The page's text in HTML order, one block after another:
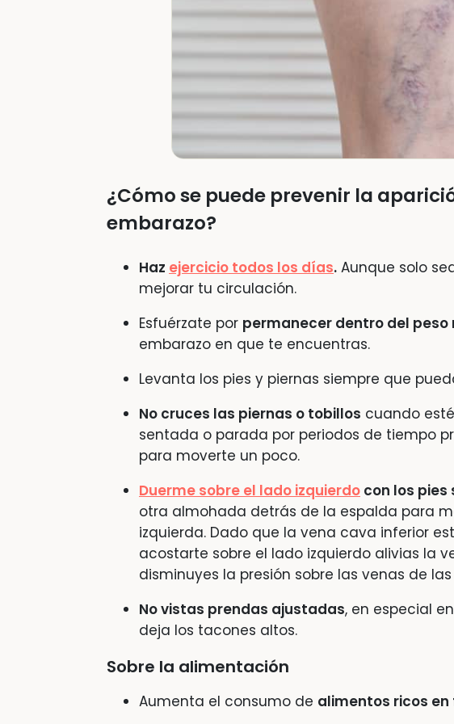
¿Cómo se puede prevenir la
embarazo?
Haz ejercicio todos los días. Aunque solo
mejorar tu circulación.
Esfuérzate por permanecer dentro del
embarazo en que te encuentras.
Levanta los pies y piernas siempre que
No cruces las piernas o tobillos cuando
sentada o parada por periodos de tiempo
para moverte un poco.
Duerme sobre el lado izquierdo con los
otra almohada detrás de la espalda para
izquierda. Dado que la vena cava inferior
acostarte sobre el lado izquierdo alivias la
disminuyes la presión sobre las venas de
No vistas prendas ajustadas, en especial
deja los tacones altos.
Sobre la alimentación
Aumenta el consumo de alimentos ricos